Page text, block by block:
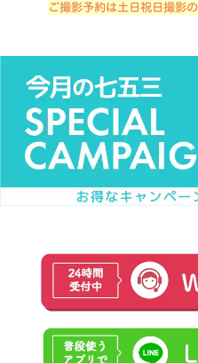
ご撮影予約は土日祝日撮影